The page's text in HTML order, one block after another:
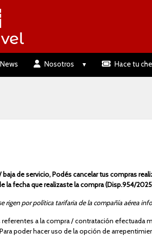
Nosotros Hace tu
de servicio, Podés cancelar tus compras
la fecha que realizaste la compra (Disp.954/
rigen por política tarifaria de la compañía aérea
a la compra / contratación efectuada
poder hacer uso de la opción de